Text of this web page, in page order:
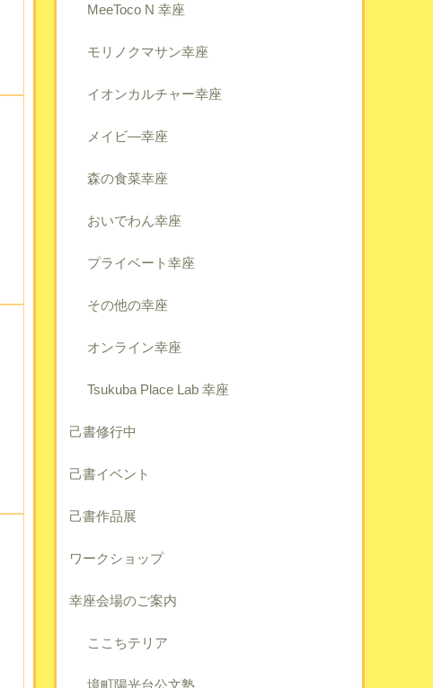
MeeToco N 幸座
モリノクマサン幸座
イオンカルチャー幸座
メイビ―幸座
森の食菜幸座
おいでわん幸座
プライベート幸座
その他の幸座
オンライン幸座
Tsukuba Place Lab 幸座
己書修行中
己書イベント
己書作品展
ワークショップ
幸座会場のご案内
ここちテリア
境町陽光台公文塾